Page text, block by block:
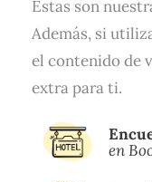
Estas son
Además, si
el contenido de
extra para ti.
en